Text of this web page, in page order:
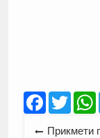
Facebook
Twitter
Навігація
Прикмети